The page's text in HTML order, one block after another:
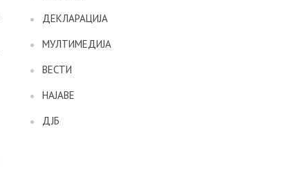
ДЕКЛАРАЦИЈА
МУЛТИМЕДИЈА
ВЕСТИ
НАЈАВЕ
ДЈБ